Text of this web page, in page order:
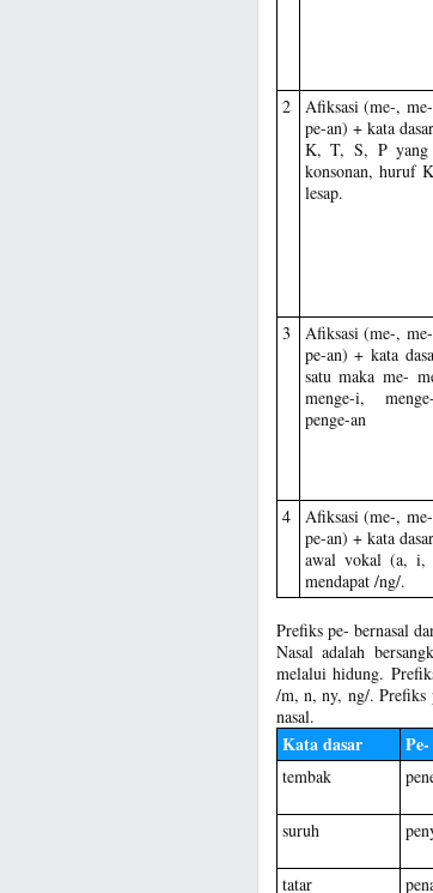
2
Afiksasi (me-,
pe-an) + kata
K, T, S, P
konsonan, huruf
lesap.
3
Afiksasi (me-,
pe-an) + kata
satu maka me-
menge-i,
penge-an
4
Afiksasi (me-,
pe-an) + kata
awal vokal (a, i,
mendapat /ng/.
Prefiks pe- bernasal
Nasal adalah
melalui hidung.
/m, n, ny, ng/. Prefiks
nasal.
Kata dasar
tembak
suruh
tatar